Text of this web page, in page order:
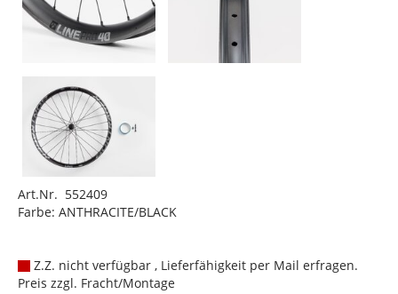
Art.Nr. 552409
Farbe: ANTHRACITE/BLACK
Z.Z. nicht verfügbar , Lieferfähigkeit per Mail erfragen.
Preis zzgl. Fracht/Montage